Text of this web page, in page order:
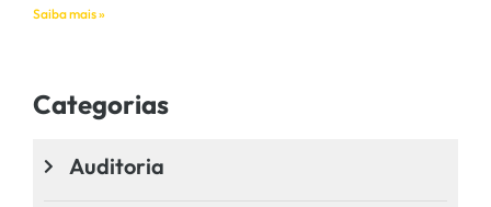
Saiba mais »
Categorias
Auditoria